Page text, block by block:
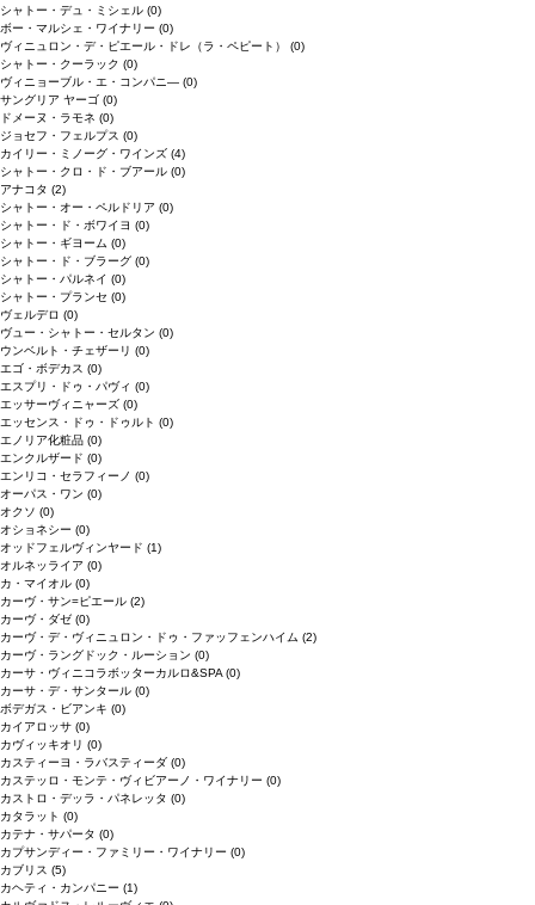
シャトー・デュ・ミシェル (0)
ボー・マルシェ・ワイナリー (0)
ヴィニュロン・デ・ピエール・ドレ（ラ・ペピート） (0)
シャトー・クーラック (0)
ヴィニョーブル・エ・コンパニ― (0)
サングリア ヤーゴ (0)
ドメーヌ・ラモネ (0)
ジョセフ・フェルプス (0)
カイリー・ミノーグ・ワインズ (4)
シャトー・クロ・ド・ブアール (0)
アナコタ (2)
シャトー・オー・ペルドリア (0)
シャトー・ド・ボワイヨ (0)
シャトー・ギヨーム (0)
シャトー・ド・ブラーグ (0)
シャトー・パルネイ (0)
シャトー・プランセ (0)
ヴェルデロ (0)
ヴュー・シャトー・セルタン (0)
ウンベルト・チェザーリ (0)
エゴ・ボデカス (0)
エスプリ・ドゥ・パヴィ (0)
エッサーヴィニャーズ (0)
エッセンス・ドゥ・ドゥルト (0)
エノリア化粧品 (0)
エンクルザード (0)
エンリコ・セラフィーノ (0)
オーパス・ワン (0)
オクソ (0)
オショネシー (0)
オッドフェルヴィンヤード (1)
オルネッライア (0)
カ・マイオル (0)
カーヴ・サン=ピエール (2)
カーヴ・ダゼ (0)
カーヴ・デ・ヴィニュロン・ドゥ・ファッフェンハイム (2)
カーヴ・ラングドック・ルーション (0)
カーサ・ヴィニコラボッターカルロ&SPA (0)
カーサ・デ・サンタール (0)
ボデガス・ビアンキ (0)
カイアロッサ (0)
カヴィッキオリ (0)
カスティーヨ・ラバスティーダ (0)
カステッロ・モンテ・ヴィビアーノ・ワイナリー (0)
カストロ・デッラ・パネレッタ (0)
カタラット (0)
カテナ・サパータ (0)
カプサンディー・ファミリー・ワイナリー (0)
カブリス (5)
カヘティ・カンパニー (1)